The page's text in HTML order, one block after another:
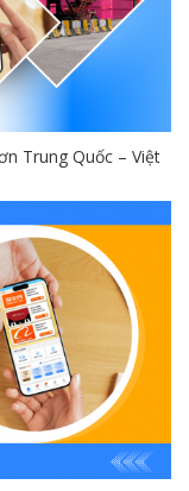
Trung Quốc – Việt